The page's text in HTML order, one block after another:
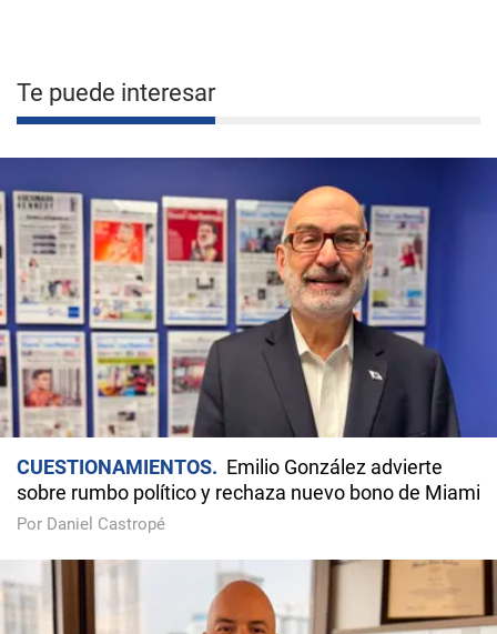
Te puede interesar
CUESTIONAMIENTOS
Emilio González advierte
sobre rumbo político y rechaza nuevo bono de Miami
Por Daniel Castropé